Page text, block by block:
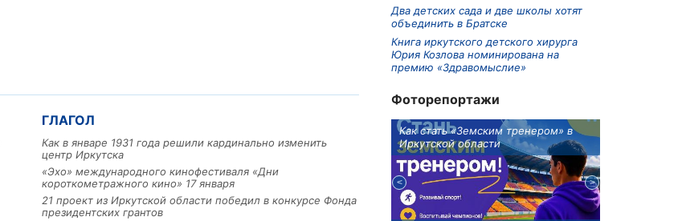
ГЛАГОЛ
Как в январе 1931 года решили кардинально изменить
центр Иркутска
«Эхо» международного кинофестиваля «Дни
короткометражного кино» 17 января
21 проект из Иркутской области победил в конкурсе Фонда
президентских грантов
Два детских сада и две школы хотят
объединить в Братске
Книга иркутского детского хирурга
Юрия Козлова номинирована на
премию «Здравомыслие»
Фоторепортажи
рублей получит
из Иркутской области
Как стать «Земским тренером» в
Иркутской области